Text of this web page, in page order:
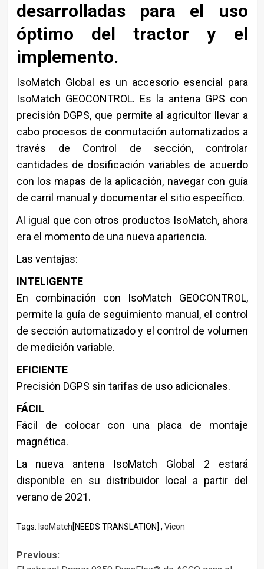
desarrolladas para el uso
óptimo del tractor y el
implemento.
IsoMatch Global es un accesorio esencial para
IsoMatch GEOCONTROL. Es la antena GPS con
precisión DGPS, que permite al agricultor llevar a
cabo procesos de conmutación automatizados a
través de Control de sección, controlar
cantidades de dosificación variables de acuerdo
con los mapas de la aplicación, navegar con guía
de carril manual y documentar el sitio específico.
Al igual que con otros productos IsoMatch, ahora
era el momento de una nueva apariencia.
Las ventajas:
INTELIGENTE
En combinación con IsoMatch GEOCONTROL,
permite la guía de seguimiento manual, el control
de sección automatizado y el control de volumen
de medición variable.
EFICIENTE
Precisión DGPS sin tarifas de uso adicionales.
FÁCIL
Fácil de colocar con una placa de montaje
magnética.
La nueva antena IsoMatch Global 2 estará
disponible en su distribuidor local a partir del
verano de 2021.
Tags: IsoMatch[NEEDS TRANSLATION] , Vicon
Post
Previous: